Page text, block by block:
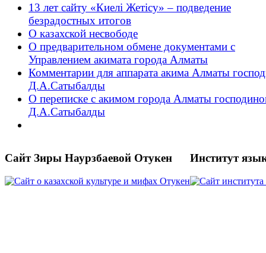
13 лет сайту «Киелі Жетісу» – подведение
безрадостных итогов
О казахской несвободе
О предварительном обмене документами с
Управлением акимата города Алматы
Комментарии для аппарата акима Алматы
Д.А.Сатыбалды
О переписке с акимом города Алматы
Д.А.Сатыбалды
Сайт Зиры Наурзбаевой Отукен Институт